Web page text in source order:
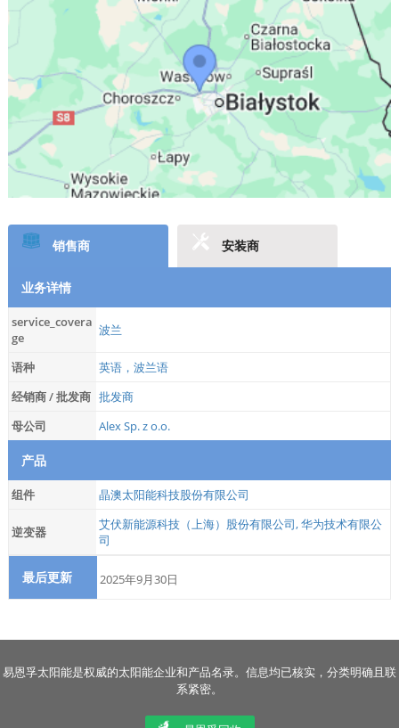
销售商 安装商
业务详情
service_covera
ge
波兰
语种
英语，波兰语
经销商 / 批发商 批发商
母公司
Alex Sp. z o.o.
产品
组件 晶澳太阳能科技股份有限公司
逆变器 艾伏新能源科技（上海）股份有限公司,华为技术有限公
司
最后更新 2025年9月30日
易恩孚太阳能是权威的太阳能企业和产品名录。信息均已核实，分类明确且联
系紧密。